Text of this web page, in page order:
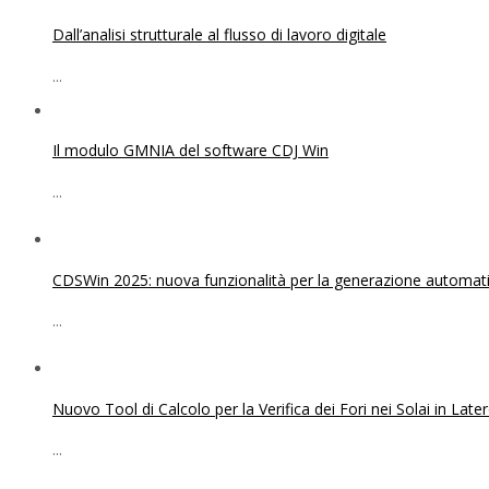
Dall’analisi strutturale al flusso di lavoro digitale
...
Il modulo GMNIA del software CDJ Win
...
CDSWin 2025: nuova funzionalità per la generazione
...
Nuovo Tool di Calcolo per la Verifica dei Fori nei Solai in
...